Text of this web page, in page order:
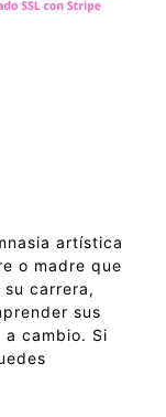
artística
o madre que
carrera,
sus
a cambio. Si